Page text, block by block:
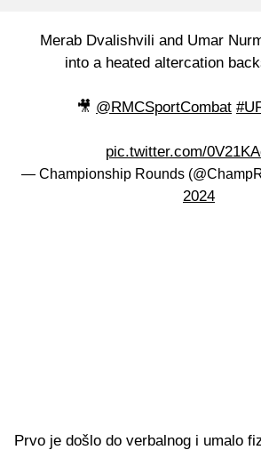
Merab Dvalishvili and Umar
into a heated altercation
🎥 @RMCSportCombat
pic.twitter.com/
— Championship Rounds
2024
Prvo je došlo do verbalnog i umalo